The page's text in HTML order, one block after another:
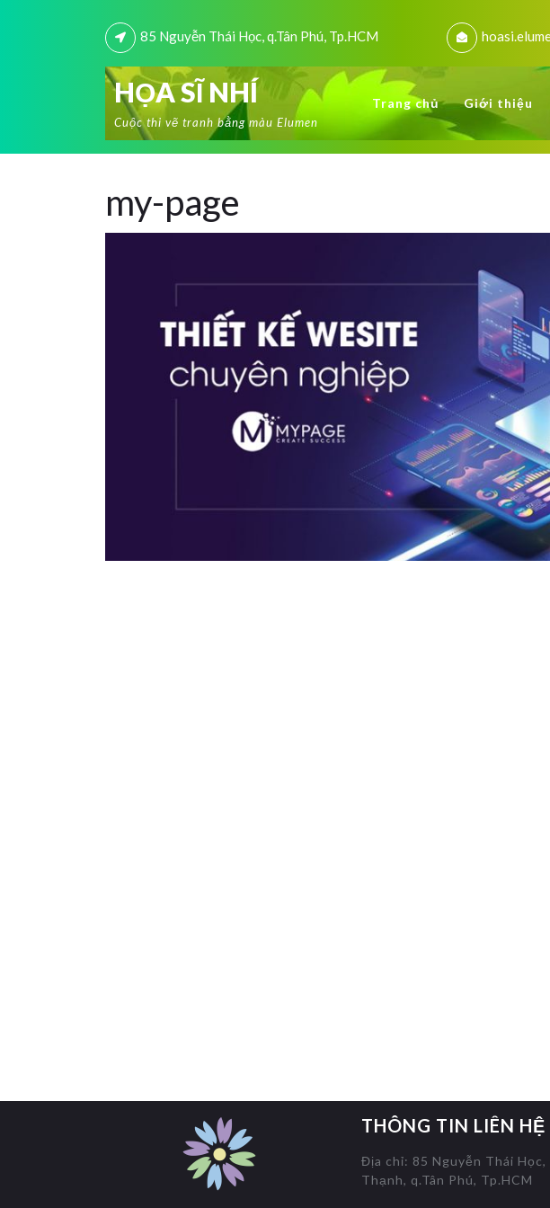
85 Nguyễn Thái Học, q.Tân Phú, Tp.HCM
HỌA SĨ NHÍ
Cuộc thi vẽ tranh bằng màu Elumen
Trang chủ Giới thiệu
my-page
THÔNG TIN LIÊN HỆ
Địa chỉ: 85 Nguyễn Thái Học,
Thạnh, q.Tân Phú, Tp.HCM